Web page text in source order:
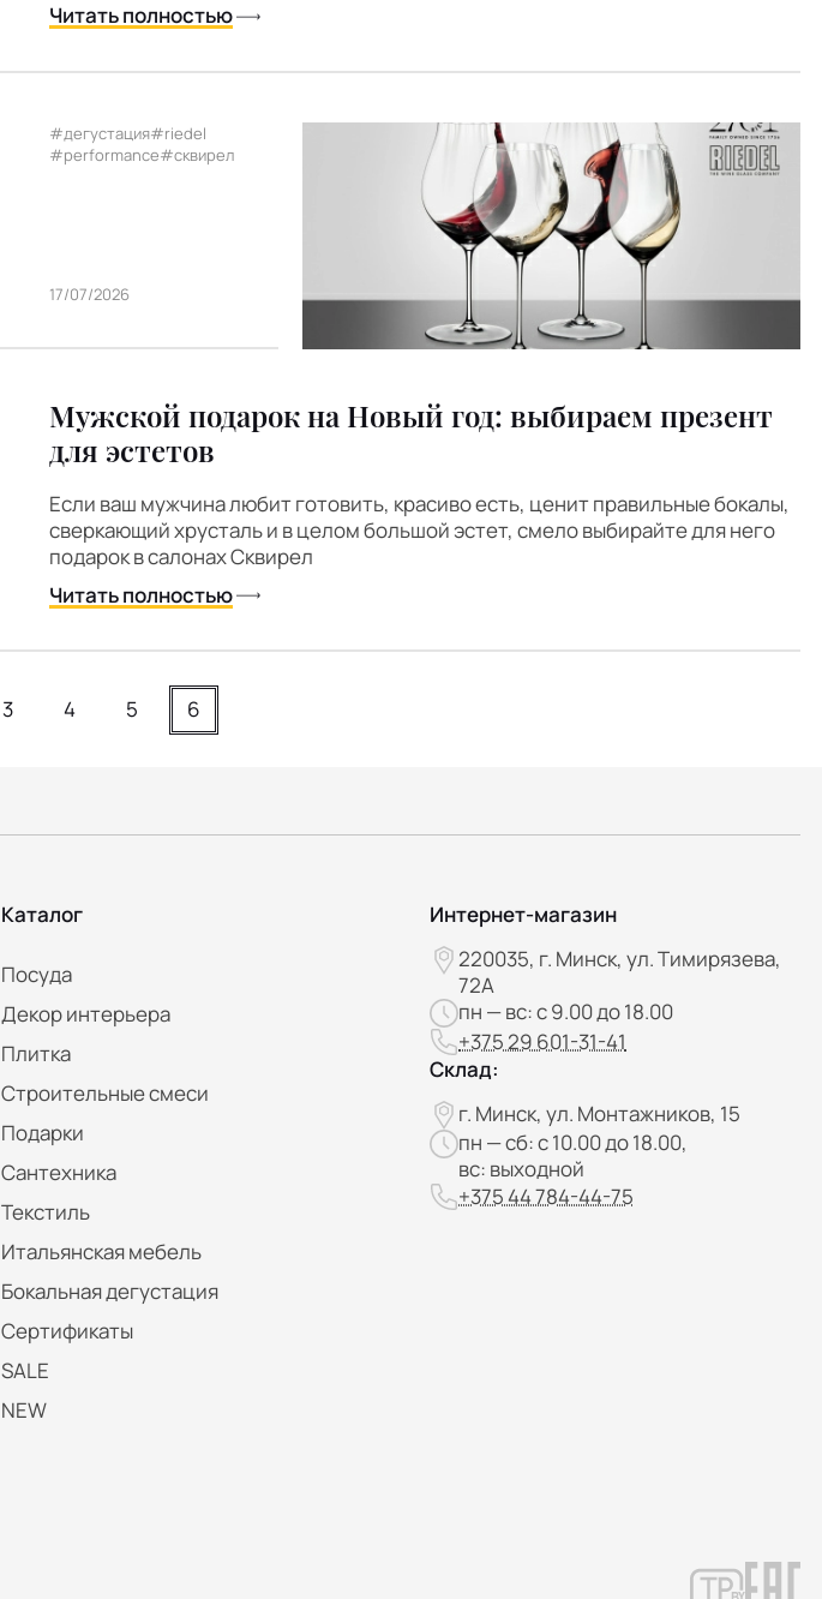
Читать полностью
#дегустация#riedel
#performance#сквирел
17/07/2026
Мужской подарок на Новый год: выбираем презент
для эстетов
Если ваш мужчина любит готовить, красиво есть, ценит правильные бокалы,
сверкающий хрусталь и в целом большой эстет, смело выбирайте для него
подарок в салонах Сквирел
Читать полностью
3 4 5 6
Каталог
Посуда
Декор интерьера
Плитка
Строительные смеси
Подарки
Сантехника
Текстиль
Итальянская мебель
Бокальная дегустация
Сертификаты
SALE
NEW
Интернет-магазин
220035, г. Минск, ул. Тимирязева,
72А
пн — вс: с 9.00 до 18.00
+375 29 601-31-41
Склад:
г. Минск, ул. Монтажников, 15
пн — сб: с 10.00 до 18.00,
вс: выходной
+375 44 784-44-75